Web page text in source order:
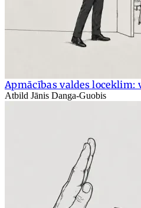
Apmācības valdes loceklim:
Atbild Jānis Danga-Guobis